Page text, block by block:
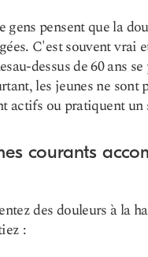
gens pensent que la
C'est souvent vrai
au-dessus de 60 ans
les jeunes ne sont
actifs ou pratiquent un
courants
des douleurs à la
: